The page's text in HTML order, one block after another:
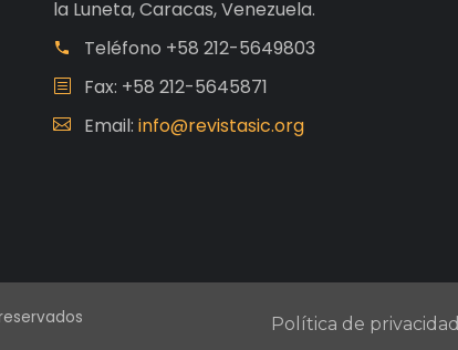
la Luneta, Caracas, Venezuela.
Teléfono +58 212-5649803
Fax: +58 212-5645871
Email: info@revistasic.org
Política de privacidad